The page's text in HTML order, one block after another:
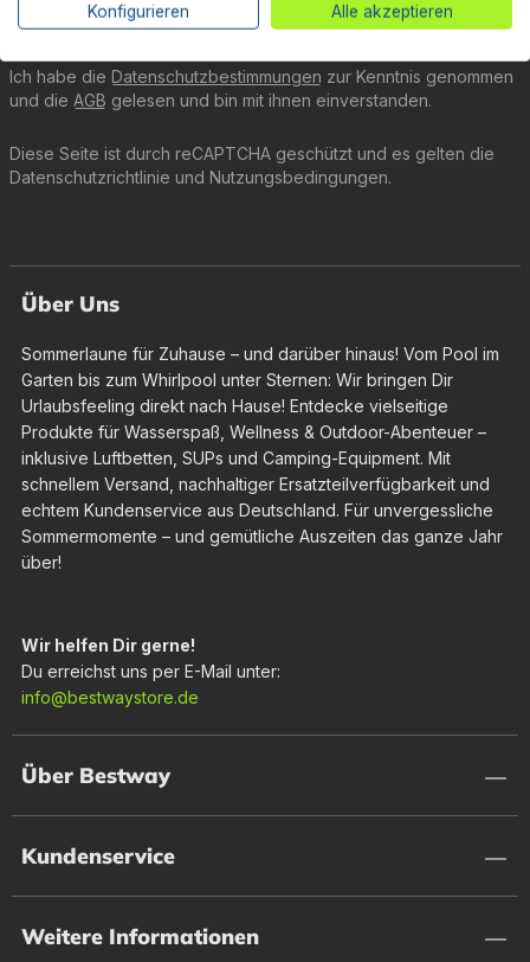
Diese Seite ist durch reCAPTCHA geschützt und es gelten die
Datenschutzrichtlinie und Nutzungsbedingungen.
Ich habe die Datenschutzbestimmungen zur Kenntnis genommen
und die AGB gelesen und bin mit ihnen einverstanden.
Abonnieren
Über Uns
Sommerlaune für Zuhause – und darüber hinaus! Vom Pool im
Garten bis zum Whirlpool unter Sternen: Wir bringen Dir
Urlaubsfeeling direkt nach Hause! Entdecke vielseitige
Produkte für Wasserspaß, Wellness & Outdoor-Abenteuer –
inklusive Luftbetten, SUPs und Camping-Equipment. Mit
schnellem Versand, nachhaltiger Ersatzteilverfügbarkeit und
echtem Kundenservice aus Deutschland. Für unvergessliche
Sommermomente – und gemütliche Auszeiten das ganze Jahr
über!
Wir helfen Dir gerne!
Du erreichst uns per E-Mail unter:
info@bestwaystore.de
Über Bestway
Kundenservice
Weitere Informationen
Konfigurieren Alle akzeptieren